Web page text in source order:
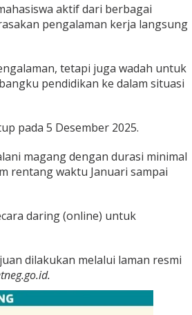
aktif dari berbagai
pengalaman kerja langsung
tetapi juga wadah untuk
pendidikan ke dalam situasi
pada 5 Desember 2025.
magang dengan durasi minimal
rentang waktu Januari sampai
daring (online) untuk
dilakukan melalui laman resmi